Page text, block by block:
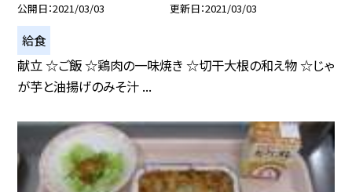
公開日 2021/03/03 更新日 2021/03/03
給食
献立 ☆ご飯 ☆鶏肉の一味焼き ☆切干大根の和え物 ☆じゃ
が芋と油揚げのみそ汁 ...